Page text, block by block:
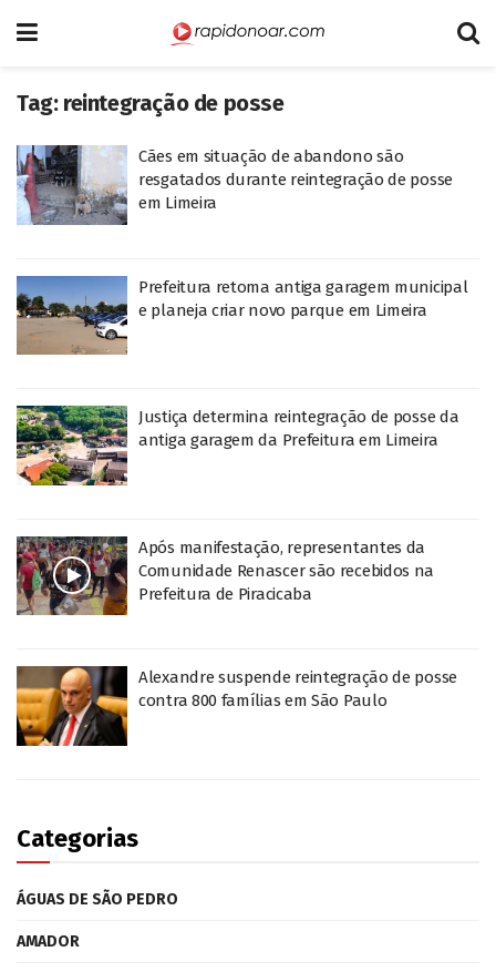
Tag: reintegração de posse
Cães em situação de abandono são
resgatados durante reintegração de posse
em Limeira
Prefeitura retoma antiga garagem municipal
e planeja criar novo parque em Limeira
Justiça determina reintegração de posse da
antiga garagem da Prefeitura em Limeira
Após manifestação, representantes da
Comunidade Renascer são recebidos na
Prefeitura de Piracicaba
Alexandre suspende reintegração de posse
contra 800 famílias em São Paulo
Categorias
ÁGUAS DE SÃO PEDRO
AMADOR